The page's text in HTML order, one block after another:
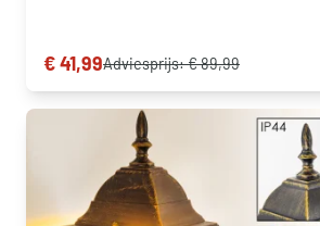
€ 41,99Adviesprijs:€ 89,99